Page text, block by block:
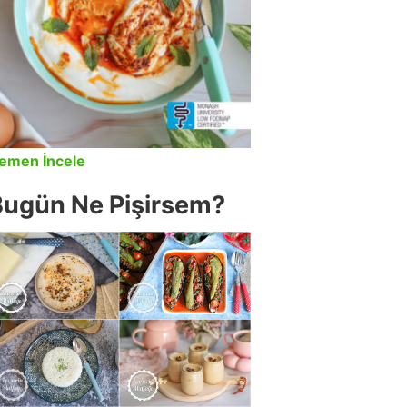
İncele
Ne Pişirsem?